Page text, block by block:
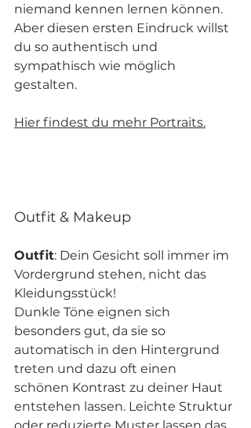
niemand kennen lernen können.
Aber diesen ersten Eindruck willst
du so authentisch und
sympathisch wie möglich
gestalten.
Hier findest du mehr Portraits.
Outfit & Makeup
Outfit: Dein Gesicht soll immer im
Vordergrund stehen, nicht das
Kleidungsstück!
Dunkle Töne eignen sich
besonders gut, da sie so
automatisch in den Hintergrund
treten und dazu oft einen
schönen Kontrast zu deiner Haut
entstehen lassen. Leichte Struktur
oder reduzierte Muster lassen das